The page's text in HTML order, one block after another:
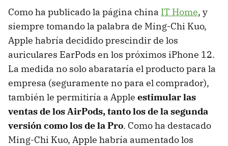
Como ha publicado la página china IT Home, y
siempre tomando la palabra de Ming-Chi Kuo,
Apple habría decidido prescindir de los
auriculares EarPods en los próximos iPhone 12.
La medida no solo abarataría el producto para la
empresa (seguramente no para el comprador),
también le permitiría a Apple estimular las
ventas de los AirPods, tanto los de la segunda
versión como los de la Pro. Como ha destacado
Ming-Chi Kuo, Apple habría aumentado los